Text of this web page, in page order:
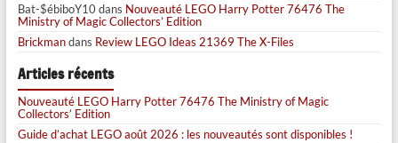
Bat-$ébiboY10dans Nouveauté LEGO Harry Potter 76476 The
Ministry of Magic Collectors’ Edition
Brickmandans Review LEGO Ideas 21369 The X-Files
Articles récents
Nouveauté LEGO Harry Potter 76476 The Ministry of Magic
Collectors’ Edition
Guide d’achat LEGO août 2026 : les nouveautés sont disponibles !